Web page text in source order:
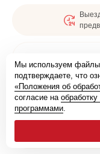
Мы
Удобные
Мы используем файлы
подтверждаете, что
«Положения об
согласие на
программами.